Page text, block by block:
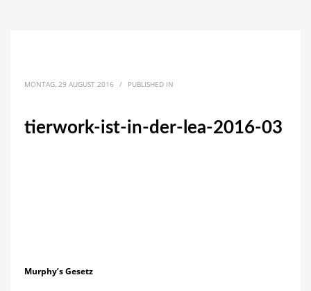
MONTAG, 29 AUGUST 2016 / PUBLISHED IN
tierwork-ist-in-der-lea-2016-03
Murphy’s Gesetz